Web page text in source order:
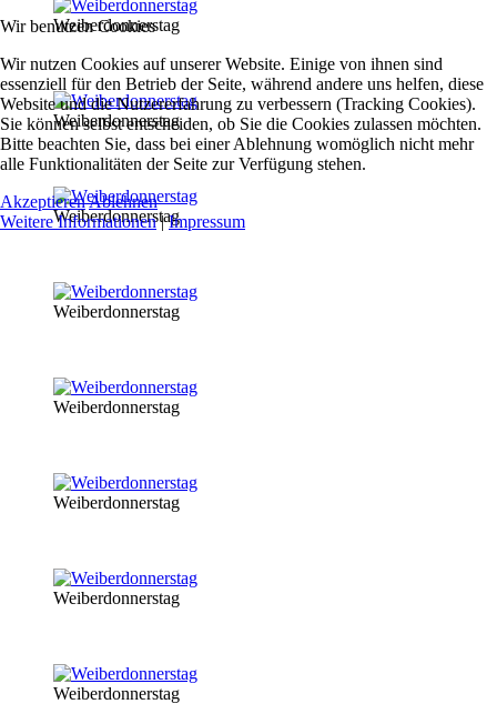
Weiberdonnerstag
Weiberdonnerstag
Weiberdonnerstag
Weiberdonnerstag
Weiberdonnerstag
Weiberdonnerstag
Weiberdonnerstag
Weiberdonnerstag
Wir benutzen Cookies
Wir nutzen Cookies auf unserer Website. Einige von ihnen sind
essenziell für den Betrieb der Seite, während andere uns helfen, diese
Website und die Nutzererfahrung zu verbessern (Tracking Cookies).
Sie können selbst entscheiden, ob Sie die Cookies zulassen möchten.
Bitte beachten Sie, dass bei einer Ablehnung womöglich nicht mehr
alle Funktionalitäten der Seite zur Verfügung stehen.
AkzeptierenAblehnen
Weitere Informationen|Impressum